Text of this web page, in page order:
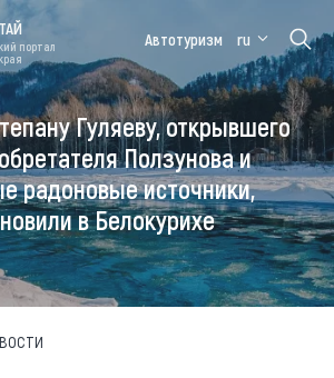
Цветение
Медицинский
форум
Алтайская
зимовка
портал
Автотуризм ru
Гуляеву, открывшего
Ползунова и
радоновые источники,
в Белокурихе